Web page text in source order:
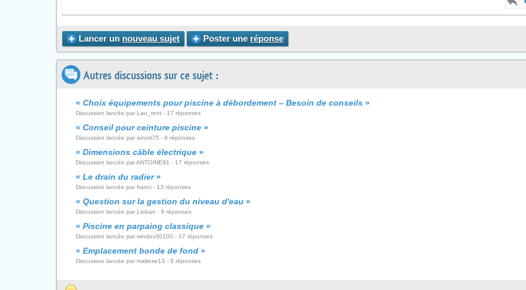
Lancer un nouveau sujet Poster une réponse
Autres discussions sur ce sujet :
« Choix équipements pour piscine à débordement – Besoin de conseils »
Discussion lancée par Lau_rent - 17 réponses
« Conseil pour ceinture piscine »
Discussion lancée par arnoti75 - 8 réponses
« Dimensions câble électrique »
Discussion lancée par ANTOINE91 - 17 réponses
« Le drain du radier»
Discussion lancée par franci - 13 réponses
« Question sur la gestion du niveau d'eau »
Discussion lancée par Lioban - 9 réponses
« Piscine en parpaing classique »
Discussion lancée par windev30100 - 17 réponses
« Emplacement bonde de fond »
Discussion lancée par maltese13 - 5 réponses